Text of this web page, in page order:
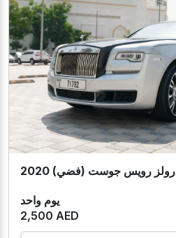
رولز رويس جوست (فضي) 2020
يوم واحد
2,500 AED